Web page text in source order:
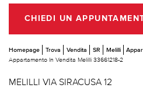
CHIEDI UN
Homepage Trova Vendita SR Melilli
Appartamento In Vendita Melilli 33661218-2
MELILLI VIA SIRACUSA 12